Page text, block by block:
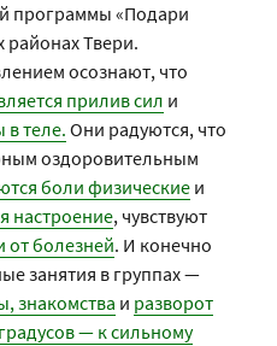
программы «Подари
районах Твери.
осознают, что
прилив сил и
теле. Они радуются, что
оздоровительным
боли физические и
настроение, чувствуют
болезней. И конечно
занятия в группах —
знакомства и разворот
— к сильному